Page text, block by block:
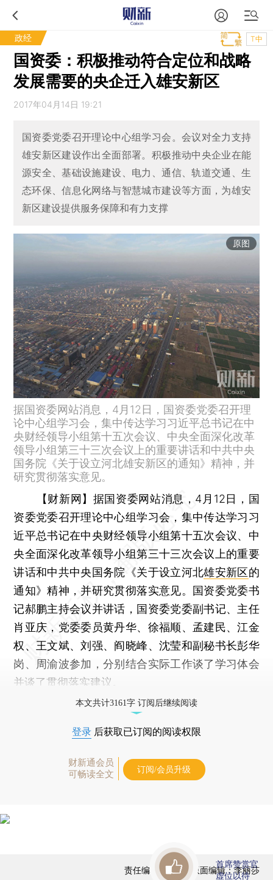
政经 T中
国资委：积极推动符合定位和战略
发展需要的央企迁入雄安新区
2017年04月14日 19:21
国资委党委召开理论中心组学习会。会议对全力支持
雄安新区建设作出全面部署。积极推动中央企业在能
源安全、基础设施建设、电力、通信、轨道交通、生
态环保、信息化网络与智慧城市建设等方面，为雄安
新区建设提供服务保障和有力支撑
原图
据国资委网站消息，4月12日，国资委党委召开理
论中心组学习会，集中传达学习习近平总书记在中
央财经领导小组第十五次会议、中央全面深化改革
领导小组第三十三次会议上的重要讲话和中共中央
国务院《关于设立河北雄安新区的通知》精神，并
研究贯彻落实意见。
【财新网】 据国资委网站消息，4月12日，国
资委党委召开理论中心组学习会，集中传达学习习
近平总书记在中央财经领导小组第十五次会议、中
央全面深化改革领导小组第三十三次会议上的重要
讲话和中共中央国务院《关于设立河北雄安新区的
通知》精神，并研究贯彻落实意见。国资委党委书
记郝鹏主持会议并讲话，国资委党委副书记、主任
肖亚庆，党委委员黄丹华、徐福顺、孟建民、江金
权、王文斌、刘强、阎晓峰、沈莹和副秘书长彭华
岗、周渝波参加，分别结合实际工作谈了学习体会
并谈了贯彻落实建议。
本文共计3161字 订阅后继续阅读
登录 后获取已订阅的阅读权限
财新通会员
可畅读全文
订阅/会员升级
责任编辑：汪苏 | 版面编辑：李丽莎
首席赞赏官
虚位以待